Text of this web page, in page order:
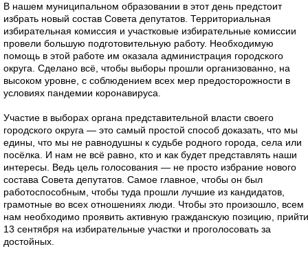
В нашем муниципальном образовании в этот день предстоит
избрать новый состав Совета депутатов. Территориальная
избирательная комиссия и участковые избирательные комиссии
провели большую подготовительную работу. Необходимую
помощь в этой работе им оказала администрация городского
округа. Сделано всё, чтобы выборы прошли организованно, на
высоком уровне, с соблюдением всех мер предосторожности в
условиях пандемии коронавируса.
Участие в выборах органа представительной власти своего
городского округа — это самый простой способ доказать, что мы
едины, что мы не равнодушны к судьбе родного города, села или
посёлка. И нам не всё равно, кто и как будет представлять наши
интересы. Ведь цель голосования — не просто избрание нового
состава Совета депутатов. Самое главное, чтобы он был
работоспособным, чтобы туда прошли лучшие из кандидатов,
грамотные во всех отношениях люди. Чтобы это произошло, всем
нам необходимо проявить активную гражданскую позицию, прийти
13 сентября на избирательные участки и проголосовать за
достойных.